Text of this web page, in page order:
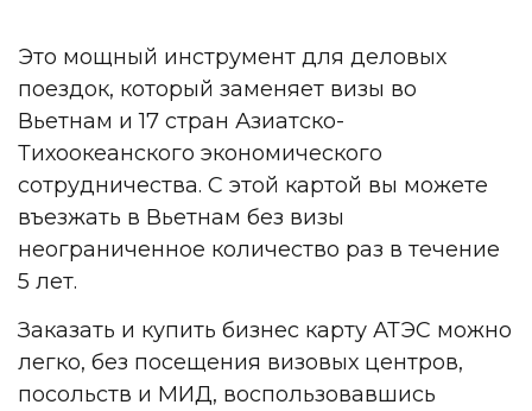
Это мощный инструмент для деловых
поездок, который заменяет визы во
Вьетнам и 17 стран Азиатско-
Тихоокеанского экономического
сотрудничества. С этой картой вы можете
въезжать в Вьетнам без визы
неограниченное количество раз в течение
5 лет.
Заказать и купить бизнес карту АТЭС можно
легко, без посещения визовых центров,
посольств и МИД, воспользовавшись